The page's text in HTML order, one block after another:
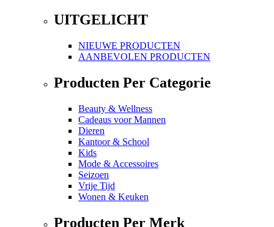
UITGELICHT
NIEUWE PRODUCTEN
AANBEVOLEN PRODUCTEN
Producten Per Categorie
Beauty & Wellness
Cadeaus voor Mannen
Dieren
Kantoor & School
Kids
Mode & Accessoires
Seizoen
Vrije Tijd
Wonen & Keuken
Producten Per Merk